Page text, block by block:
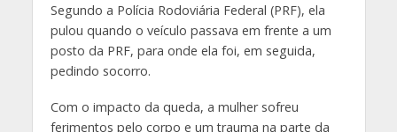
Segundo a Polícia Rodoviária Federal (PRF), ela
pulou quando o veículo passava em frente a um
posto da PRF, para onde ela foi, em seguida,
pedindo socorro.
Com o impacto da queda, a mulher sofreu
ferimentos pelo corpo e um trauma na parte da